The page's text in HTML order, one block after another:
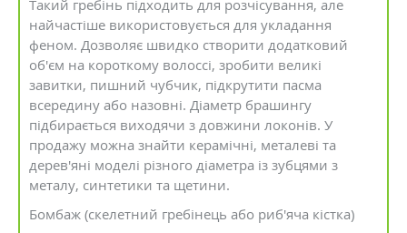
Такий гребінь підходить для розчісування, але
найчастіше використовується для укладання
феном. Дозволяє швидко створити додатковий
об'єм на короткому волоссі, зробити великі
завитки, пишний чубчик, підкрутити пасма
всередину або назовні. Діаметр брашингу
підбирається виходячи з довжини локонів. У
продажу можна знайти керамічні, металеві та
дерев'яні моделі різного діаметра із зубцями з
металу, синтетики та щетини.
Бомбаж (скелетний гребінець або риб'яча кістка)